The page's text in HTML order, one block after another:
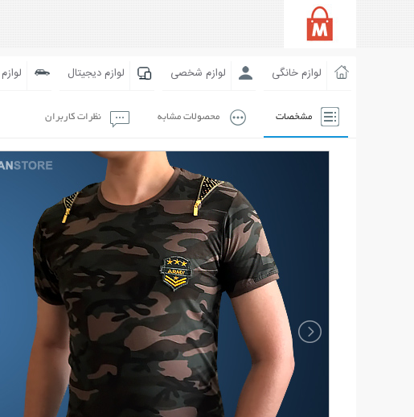
لوازم خانگی لوازم شخصی لوازم دیجیتال
مشخصات محصولات مشابه نظرات کاربران